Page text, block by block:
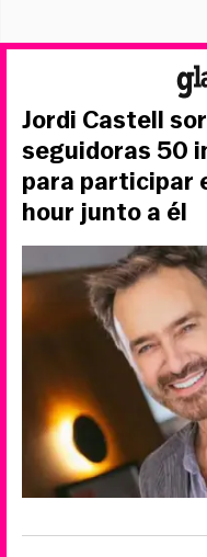
Jordi Castell
seguidoras 50
para participar
hour junto a él